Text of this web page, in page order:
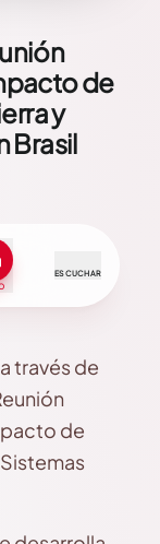
de
y
Brasil
ESCUCHAR
través de
de